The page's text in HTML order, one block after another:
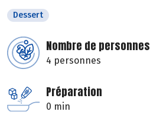
Dessert
Nombre de personnes
4 personnes
Préparation
0 min